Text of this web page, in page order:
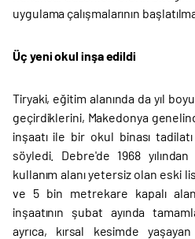
uygulama çalışmalarının
Üç yeni okul inşa edildi
Tiryaki, eğitim alanında da yıl
geçirdiklerini, Makedonya
inşaatı ile bir okul binası tadilatı
söyledi. Debre'de 1968
kullanım alanı yetersiz olan eski
ve 5 bin metrekare kapalı
inşaatının şubat ayında
ayrıca, kırsal kesimde